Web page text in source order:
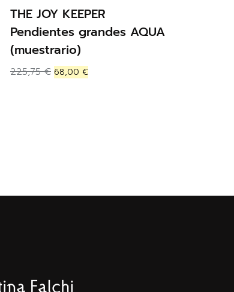
THE JOY KEEPER
Pendientes grandes AQUA
(muestrario)
225,75€ 68,00 €